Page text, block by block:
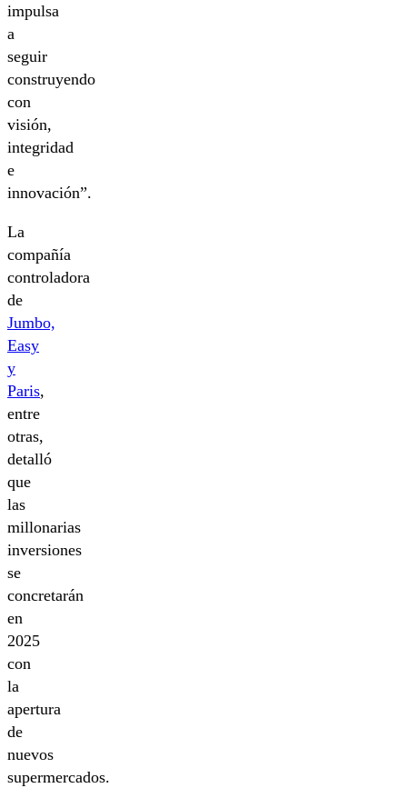
impulsa
a
seguir
construyendo
con
visión,
integridad
e
innovación”.
La
compañía
controladora
de
Jumbo,
Easy
y
Paris,
entre
otras,
detalló
que
las
millonarias
inversiones
se
concretarán
en
2025
con
la
apertura
de
nuevos
supermercados.